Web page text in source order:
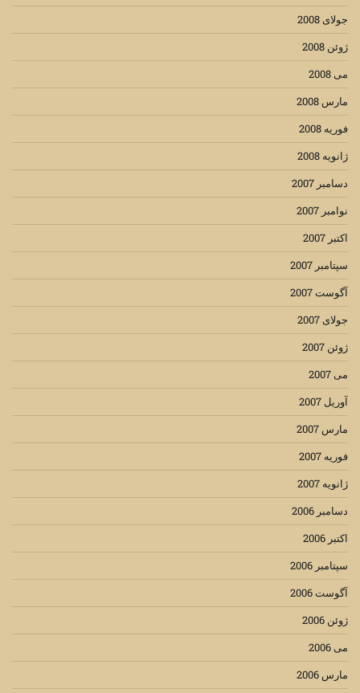
جولای 2008
ژوئن 2008
می 2008
مارس 2008
فوریه 2008
ژانویه 2008
دسامبر 2007
نوامبر 2007
اکتبر 2007
سپتامبر 2007
آگوست 2007
جولای 2007
ژوئن 2007
می 2007
آوریل 2007
مارس 2007
فوریه 2007
ژانویه 2007
دسامبر 2006
اکتبر 2006
سپتامبر 2006
آگوست 2006
ژوئن 2006
می 2006
مارس 2006